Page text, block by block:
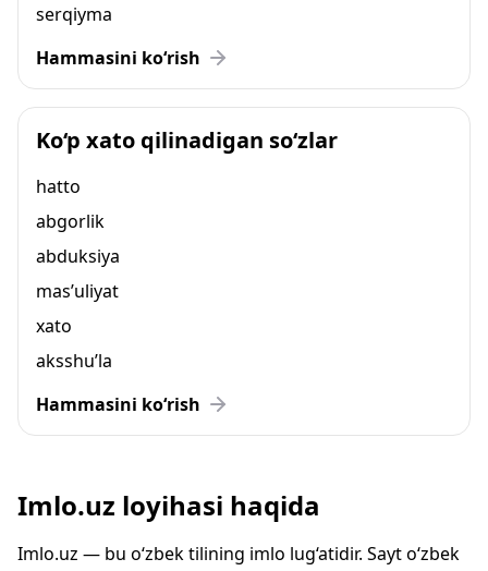
serqiyma
Hammasini ko‘rish
Ko‘p xato qilinadigan so‘zlar
hatto
abgorlik
abduksiya
mas’uliyat
xato
aksshu’la
Hammasini ko‘rish
Imlo.uz loyihasi haqida
Imlo.uz — bu o‘zbek tilining imlo lug‘atidir. Sayt o‘zbek